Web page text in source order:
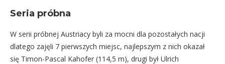
Seria próbna
W serii próbnej Austriacy byli za mocni dla pozostałych nacji
dlatego zajęli 7 pierwszych miejsc, najlepszym z nich okazał
się Timon-Pascal Kahofer (114,5 m), drugi był Ulrich